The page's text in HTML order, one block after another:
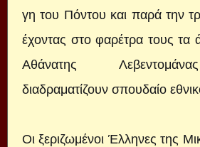
γη του Πόντου και παρά την
έχοντας στο φαρέτρα τους τα
Αθάνατης
διαδραματίζουν σπουδαίο
Οι ξεριζωμένοι Έλληνες της